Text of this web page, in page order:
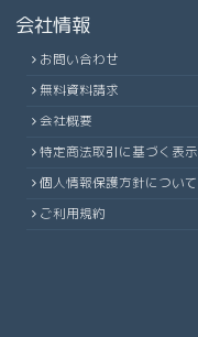
会社情報
お問い合わせ
無料資料請求
会社概要
特定商法取引に基づく表示
個人情報保護方針について
ご利用規約